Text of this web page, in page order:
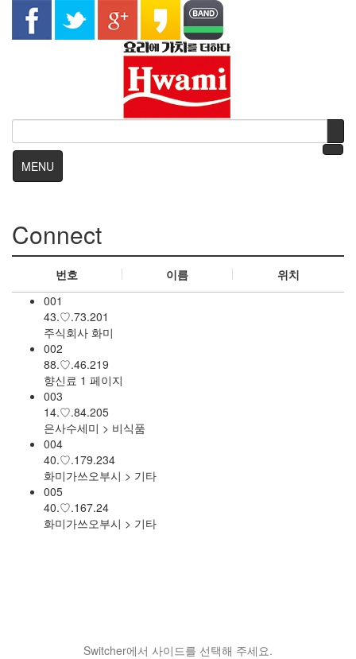
MENU
Connect
번호 이름
위치
001
43.♡.73.201
주식회사 화미
002
88.♡.46.219
향신료 1 페이지
003
14.♡.84.205
은사수세미 > 비식품
004
40.♡.179.234
화미가쓰오부시 > 기타
005
40.♡.167.24
화미가쓰오부시 > 기타
Switcher에서 사이드를 선택해 주세요.